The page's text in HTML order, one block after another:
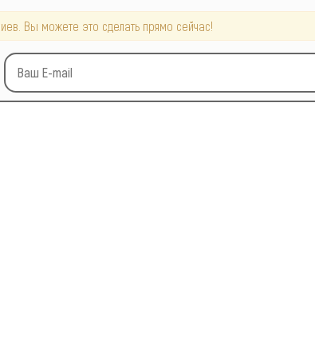
Вы можете это сделать прямо сейчас!